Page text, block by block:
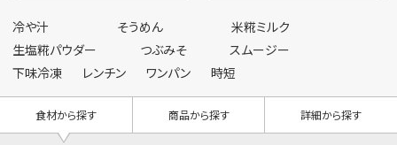
冷や汁 そうめん
米糀ミルク
生塩糀パウダー
つぶみそ
スムージー
下味冷凍
レンチン ワンパン 時短
食材から探す 商品から探す 詳細から探す